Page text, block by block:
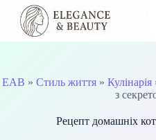
Перейти
вмісту
EAB » Стиль життя» Кулінарія
з
Рецепт домашніх